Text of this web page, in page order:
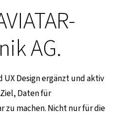
AG.
UX Design ergänzt und aktiv
Daten für
machen. Nicht nur für die